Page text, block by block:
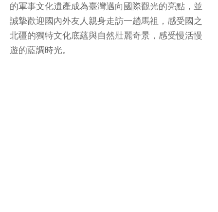
的軍事文化遺產成為臺灣邁向國際觀光的亮點，並
誠摯歡迎國內外友人親身走訪一趟馬祖，感受國之
北疆的獨特文化底蘊與自然壯麗奇景，感受慢活慢
遊的藍調時光。